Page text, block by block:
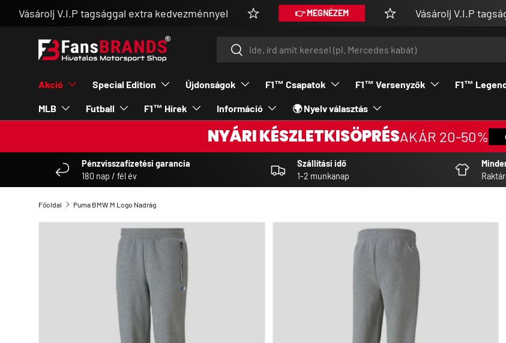
UGRÁS A TARTALOMRA
tagsággal extra kedvezménnyel 👉 MEGNÉZEM Vásárolj V.I.P tagsággal extra
KeresésKeresés
Akció Special Edition Újdonságok F1™ Csapatok F1™ Versenyzők F1™
MLB Futball F1™ Hírek Információ 🌍 Nyelv választás
NYÁRI KÉSZLETKISÖPRÉSAKÁR 20-50%
Pénzvisszafizetési garancia
180 nap / fél év
Szállítási idő
1-2 munkanap
Főoldal Puma BMW M Logo Nadrág